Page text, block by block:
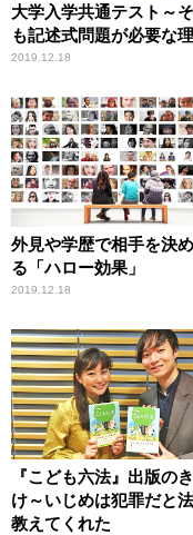
大学入学共通テスト～
も記述式問題が必要な
2019.12.18
外見や学歴で相手を決
る「ハロー効果」
2019.12.18
『こども六法』出版の
け～いじめは犯罪だと
教えてくれた